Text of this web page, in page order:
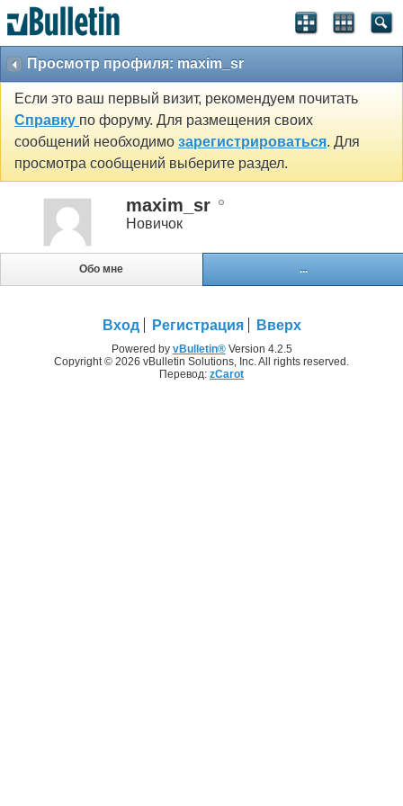
Просмотр профиля: maxim_sr
Если это ваш первый визит, рекомендуем почитать
Справку по форуму. Для размещения своих
сообщений необходимо зарегистрироваться. Для
просмотра сообщений выберите раздел.
maxim_sr
Новичок
Обо мне ...
Вход Регистрация Вверх
Powered by vBulletin®Version 4.2.5
Copyright © 2026 vBulletin Solutions, Inc. All rights reserved.
Перевод: zCarot